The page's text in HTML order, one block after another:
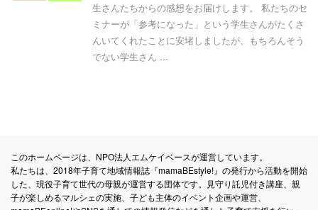
生さんたちからの感想をお届けします。 私たちのセ
ミナーが「参考になった」という学生さんがたくさ
んいてくれたことに安堵しましたが、もちろんそう
でない学生さん ...
このホームページは、NPO法人エムケイベースが運営しています。
私たちは、2018年子育て地域情報誌『mamaBEstyle!』の発行から活動を開始
した、現役子育て世代の母親が運営する団体です。見守り託児付き講座、親
子が楽しめるマルシェの実施、子ども主体のイベント企画や運営、